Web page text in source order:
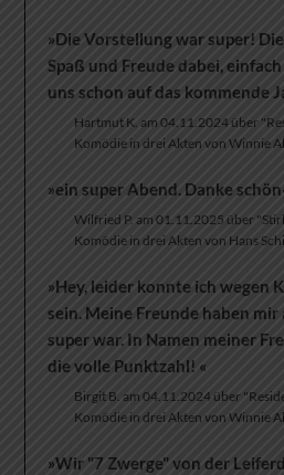
»Die Vorstellung war super!
Spaß und Freude dabei,
uns schon auf das kommende
Hartmut K. am 04.11.2024 über
Komödie in drei Akten von Winnie
»ein super Abend. Danke
Wilfried P. am 01.11.2025 über
Komödie in drei Akten von Hans
»Hey, leider konnte ich wegen
sein. Meine Freunde haben mir
super war. In Namen meiner
die volle Punktzahl! ️«
Birgit B. am 04.11.2024 über
Komödie in drei Akten von Winnie
»Wir "7 Zwerge" von der